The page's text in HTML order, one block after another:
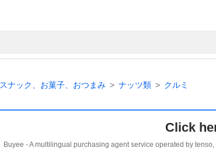
スナック、お菓子、おつまみ ナッツ類 クルミ
Click
Buyee - A multilingual purchasing agent service operated by